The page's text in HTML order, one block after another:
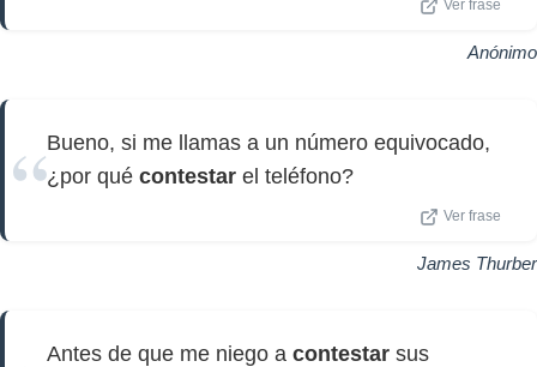
Ver frase
Anónimo
Bueno, si me llamas a un número equivocado,
¿por qué contestar el teléfono?
Ver frase
James Thurber
Antes de que me niego a contestar sus